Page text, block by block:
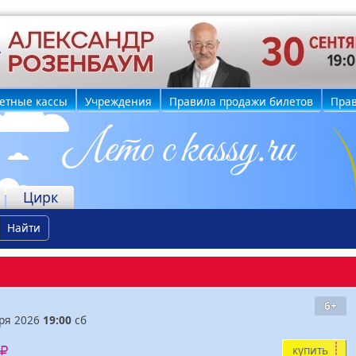
кассы Учреждения Правила продажи билетов
Цирк
Найти
6+
2026 19:00 сб
купить